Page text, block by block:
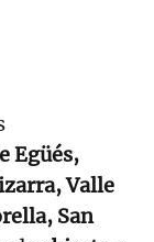
Egüés,
Valle
San